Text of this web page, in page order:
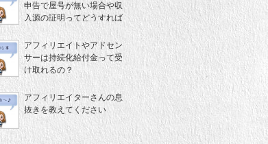
申告で屋号が無い場合や収
入源の証明ってどうすれば
いいの？
アフィリエイトやアドセン
サーは持続化給付金って受
け取れるの？
アフィリエイターさんの息
抜きを教えてください